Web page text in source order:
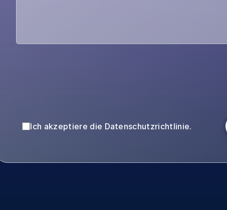
Ich akzeptiere die Datenschutzrichtlinie.